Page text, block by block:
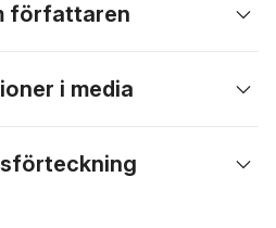
författaren
i media